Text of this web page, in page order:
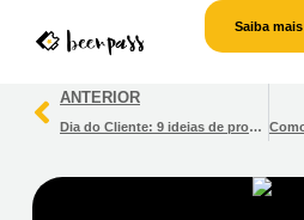
Saiba mais
ANTERIOR
Dia do Cliente: 9 ideias de promoções criativas para bares!